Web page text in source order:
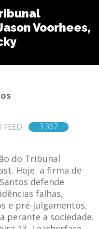
Voorhees,
FEED 3.367
do Tribunal
Hoje a firma de
defende
falhas,
e pré-julgamentos,
perante a sociedade.